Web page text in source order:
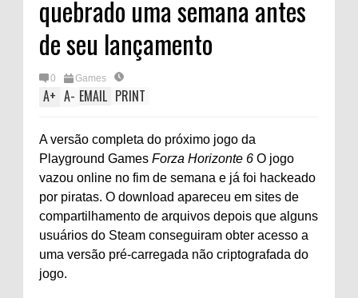
quebrado uma semana antes
de seu lançamento
0 Games
A+ A- EMAIL PRINT
A versão completa do próximo jogo da
Playground Games Forza Horizonte 6 O jogo
vazou online no fim de semana e já foi hackeado
por piratas. O download apareceu em sites de
compartilhamento de arquivos depois que alguns
usuários do Steam conseguiram obter acesso a
uma versão pré-carregada não criptografada do
jogo.